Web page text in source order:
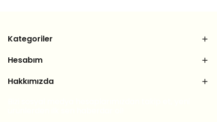
Kategoriler
Hesabım
Hakkımızda